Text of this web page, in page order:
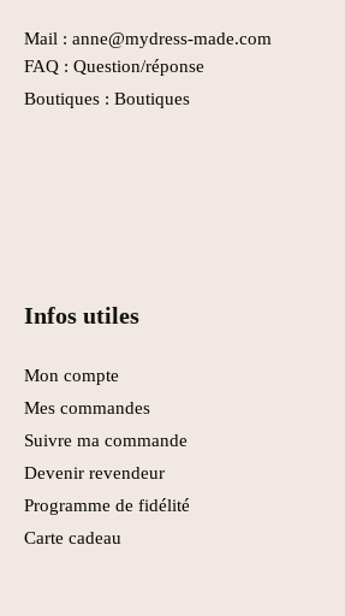
Mail : anne@mydress-made.com
FAQ : Question/réponse
Boutiques : Boutiques
Infos utiles
Mon compte
Mes commandes
Suivre ma commande
Devenir revendeur
Programme de fidélité
Carte cadeau